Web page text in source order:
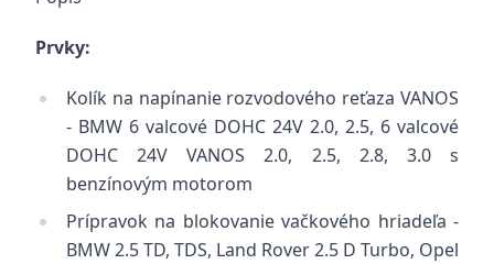
Prvky:
Kolík na napínanie rozvodového reťaza VANOS
- BMW 6 valcové DOHC 24V 2.0, 2.5, 6 valcové
DOHC 24V VANOS 2.0, 2.5, 2.8, 3.0 s
benzínovým motorom
Prípravok na blokovanie vačkového hriadeľa -
BMW 2.5 TD, TDS, Land Rover 2.5 D Turbo, Opel